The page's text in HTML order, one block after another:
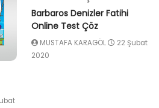
Barbaros Denizler Fatihi
Online Test Çöz
MUSTAFA KARAGÖL
22 Şubat
2020